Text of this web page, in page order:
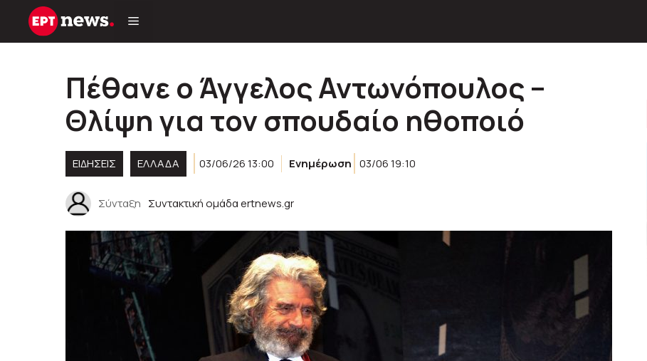
Μετάβαση
Πέθανε ο Άγγελος Αντωνόπουλος –
Θλίψη για τον σπουδαίο ηθοποιό
ΕΙΔΗΣΕΙΣ ΕΛΛΑΔΑ 03/06/26 13:00 Ενημέρωση 03/06 19:10
Σύνταξη Συντακτική ομάδα ertnews.gr